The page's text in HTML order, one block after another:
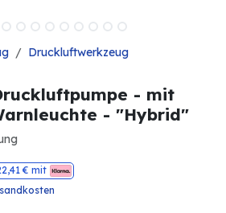
Druckluftwerkzeug
- mit
- "Hybrid"
€ mit